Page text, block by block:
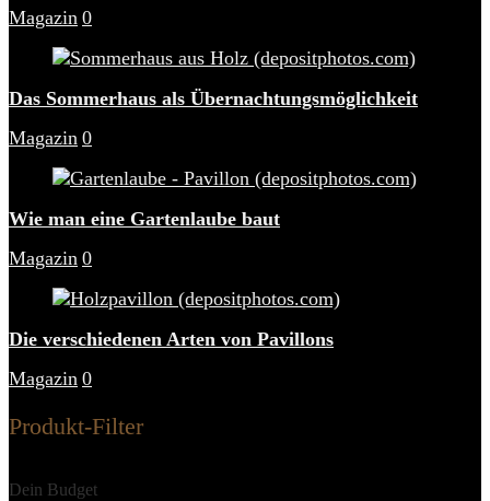
Magazin 0
Das Sommerhaus als Übernachtungsmöglichkeit
Magazin 0
Wie man eine Gartenlaube baut
Magazin 0
Die verschiedenen Arten von Pavillons
Magazin 0
Produkt-Filter
Dein Budget